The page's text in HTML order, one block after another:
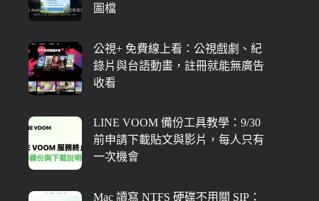
圖檔
公視+ 免費線上看：公視戲劇、紀
錄片與台語動畫，註冊就能無廣告
收看
LINE VOOM 備份工具教學：9/30
前申請下載貼文與影片，每人只有
一次機會
Mac 讀寫 NTFS 硬碟不用關 SIP：